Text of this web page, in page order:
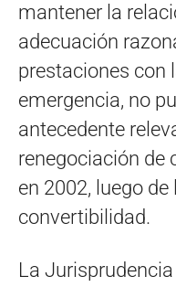
mantener la
adecuación
prestaciones con
emergencia, no
antecedente
renegociación de
en 2002, luego
convertibilidad.
La